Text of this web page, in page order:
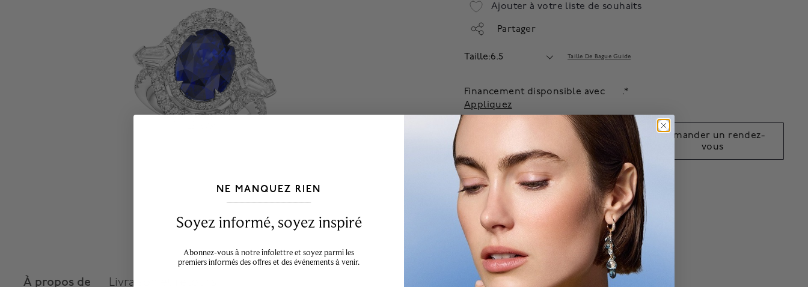
À propos de Livraison et retours
Ajouter à votre liste de souhaits
Partager
Taille:6.5 Taille De Bague Guide
Financement disponsible avec
.*
Appliquez
Ajouter au
panier
Demander un rendez-
vous
NE MANQUEZ RIEN
Soyez informé, soyez inspiré
Abonnez-vous à notre infolettre et soyez parmi les
premiers informés des offres et des événements à venir.